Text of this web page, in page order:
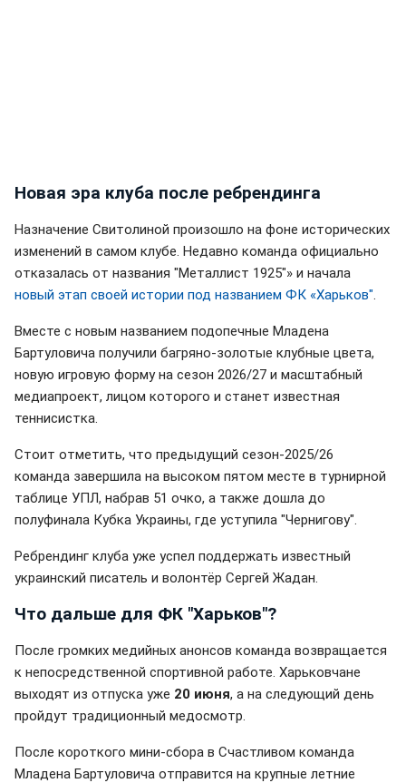
Новая эра клуба после ребрендинга
Назначение Свитолиной произошло на фоне исторических
изменений в самом клубе. Недавно команда официально
отказалась от названия "Металлист 1925"» и начала
новый этап своей истории под названием ФК «Харьков".
Вместе с новым названием подопечные Младена
Бартуловича получили багряно-золотые клубные цвета,
новую игровую форму на сезон 2026/27 и масштабный
медиапроект, лицом которого и станет известная
теннисистка.
Стоит отметить, что предыдущий сезон-2025/26
команда завершила на высоком пятом месте в турнирной
таблице УПЛ, набрав 51 очко, а также дошла до
полуфинала Кубка Украины, где уступила "Чернигову".
Ребрендинг клуба уже успел поддержать известный
украинский писатель и волонтёр Сергей Жадан.
Что дальше для ФК "Харьков"?
После громких медийных анонсов команда возвращается
к непосредственной спортивной работе. Харьковчане
выходят из отпуска уже 20 июня, а на следующий день
пройдут традиционный медосмотр.
После короткого мини-сбора в Счастливом команда
Младена Бартуловича отправится на крупные летние